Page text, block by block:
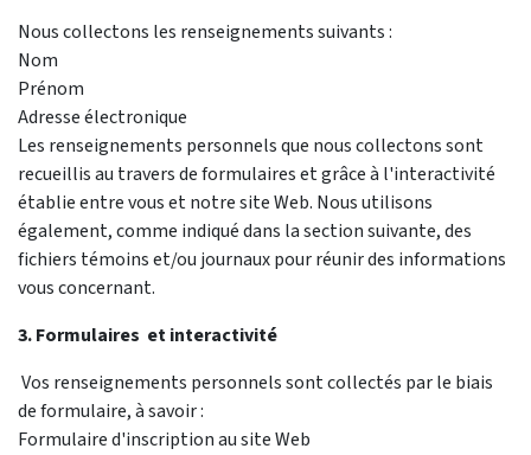
Nous collectons les renseignements suivants :
Nom
Prénom
Adresse électronique
Les renseignements personnels que nous collectons sont
recueillis au travers de formulaires et grâce à l'interactivité
établie entre vous et notre site Web. Nous utilisons
également, comme indiqué dans la section suivante, des
fichiers témoins et/ou journaux pour réunir des informations
vous concernant.
3. Formulaires et interactivité
Vos renseignements personnels sont collectés par le biais
de formulaire, à savoir :
Formulaire d'inscription au site Web